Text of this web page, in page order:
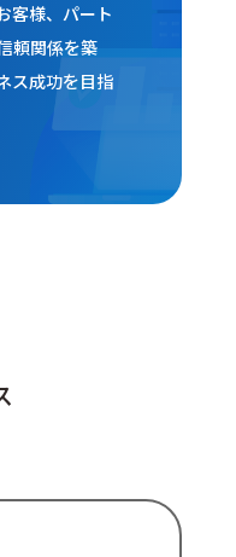
客様、パート
頼関係を築
ス成功を目指